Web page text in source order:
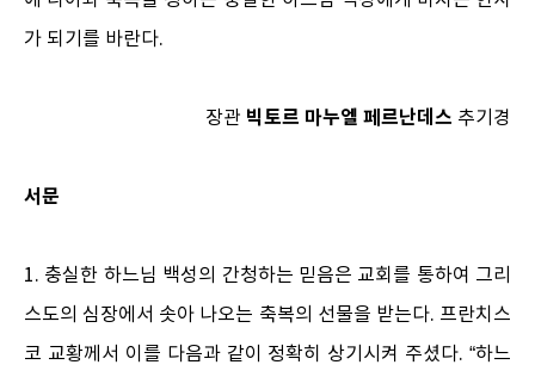
가 되기를 바란다.
장관 빅토르 마누엘 페르난데스 추기경
서문
1. 충실한 하느님 백성의 간청하는 믿음은 교회를 통하여 그리
스도의 심장에서 솟아 나오는 축복의 선물을 받는다. 프란치스
코 교황께서 이를 다음과 같이 정확히 상기시켜 주셨다. “하느